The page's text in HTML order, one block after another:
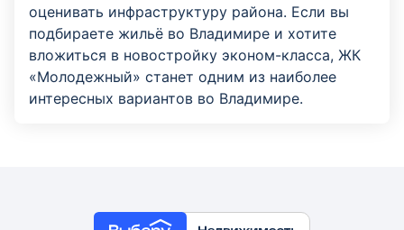
оценивать инфраструктуру района. Если вы
подбираете жильё во Владимире и хотите
вложиться в новостройку эконом-класса, ЖК
«Молодежный» станет одним из наиболее
интересных вариантов во Владимире.